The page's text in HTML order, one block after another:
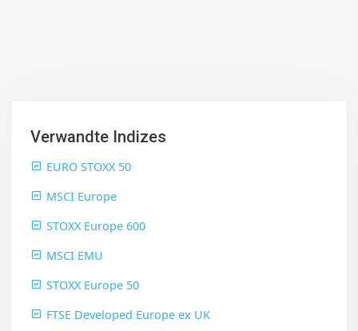
Verwandte Indizes
EURO STOXX 50
MSCI Europe
STOXX Europe 600
MSCI EMU
STOXX Europe 50
FTSE Developed Europe ex UK